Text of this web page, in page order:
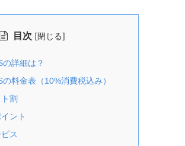
目次 [閉じる]
詳細は？
料金表（10%消費税込み）
割
ント
ス